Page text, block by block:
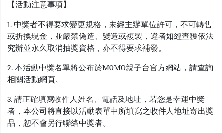
【活動注意事項】
1. 中獎者不得要求變更規格，未經主辦單位許可，不可轉售
或折換現金，並嚴禁偽造、變造或複製，違者如經查獲依法
究辦並永久取消抽獎資格，亦不得要求補發。
2. 本活動中獎名單將公布於MOMO親子台官方網站，請查詢
相關活動網頁。
3. 請正確填寫收件人姓名、電話及地址，若您是幸運中獎
者，本公司將直接以活動表單中所填寫之收件人地址寄出獎
品，恕不會另行聯絡中獎者。